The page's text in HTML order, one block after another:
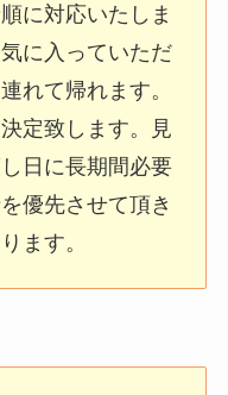
に対応いたしま
に入っていただ
れて帰れます。
定致します。見
日に長期間必要
優先させて頂き
ます。